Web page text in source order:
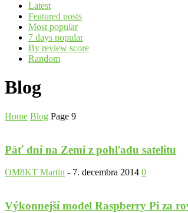
Latest
Featured posts
Most popular
7 days popular
By review score
Random
Blog
Home Blog Page 9
Päť dní na Zemi z pohľadu satelitu
OM8KT Martin - 7. decembra 2014 0
Výkonnejší model Raspberry Pi za